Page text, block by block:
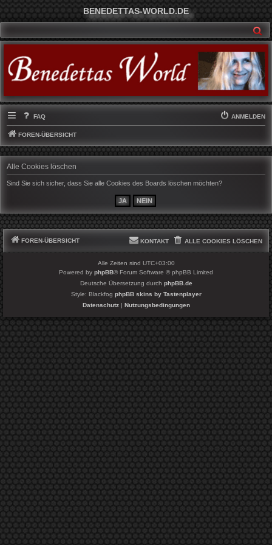
BENEDETTAS-WORLD.DE
FAQ ANMELDEN
FOREN-ÜBERSICHT
Alle Cookies löschen
Sind Sie sich sicher, dass Sie alle Cookies des Boards löschen möchten?
FOREN-ÜBERSICHT ALLE COOKIES LÖSCHEN
KONTAKT
Alle Zeiten sind UTC+03:00
Powered by phpBB® Forum Software © phpBB Limited
Deutsche Übersetzung durch phpBB.de
Style: Blackfog phpBB skins by Tastenplayer
Datenschutz| Nutzungsbedingungen